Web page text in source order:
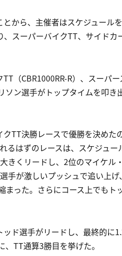
から、主催者はスケジュール
スーパーバイクTT、サイド
（CBR1000RR-R）、スーパ
ソン選手がトップタイムを叩き
TT決勝レースで優勝を決めた
るはずのレースは、スケジュ
きくリードし、2位のマイケル
手が激しいプッシュで追い上
まった。さらにコース上でも
ド選手がリードし、最終的に
TT通算3勝目を挙げた。